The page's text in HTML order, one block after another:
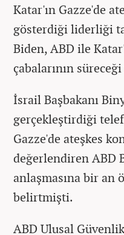
Katar'ın Gazze'de
gösterdiği liderliği
Biden, ABD ile
çabalarının
İsrail Başbakanı
gerçekleştirdiği
Gazze'de ateşkes
değerlendiren ABD
anlaşmasına bir an
belirtmişti.
ABD Ulusal Güvenlik